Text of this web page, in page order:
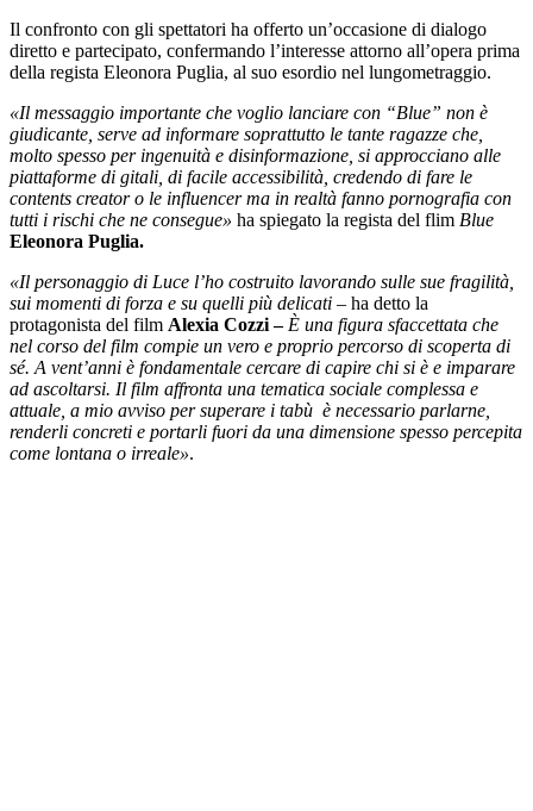
Il confronto con gli spettatori ha offerto un’occasione di dialogo
diretto e partecipato, confermando l’interesse attorno all’opera prima
della regista Eleonora Puglia, al suo esordio nel lungometraggio.
«Il messaggio importante che voglio lanciare con “Blue” non è
giudicante, serve ad informare soprattutto le tante ragazze che,
molto spesso per ingenuità e disinformazione, si approcciano alle
piattaforme di gitali, di facile accessibilità, credendo di fare le
contents creator o le influencer ma in realtà fanno pornografia con
tutti i rischi che ne consegue» ha spiegato la regista del flim Blue
Eleonora Puglia.
«Il personaggio di Luce l’ho costruito lavorando sulle sue fragilità,
sui momenti di forza e su quelli più delicati – ha detto la
protagonista del film Alexia Cozzi –È una figura sfaccettata che
nel corso del film compie un vero e proprio percorso di scoperta di
sé. A vent’anni è fondamentale cercare di capire chi si è e imparare
ad ascoltarsi. Il film affronta una tematica sociale complessa e
attuale, a mio avviso per superare i tabù è necessario parlarne,
renderli concreti e portarli fuori da una dimensione spesso percepita
come lontana o irreale».